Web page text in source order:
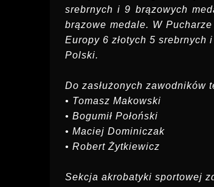
srebrnych i 9 brązowych
brązowe medale. W
Europy 6 złotych 5
Polski.
Do zasłużonych zawodników
• Tomasz Makowski
• Bogumił Połoński
• Maciej Dominiczak
• Robert Żytkiewicz
Sekcja akrobatyki sportowej